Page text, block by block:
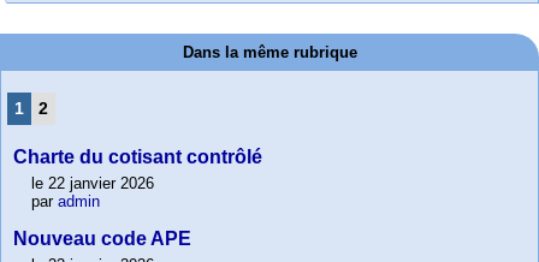
Dans la même rubrique
1 2
Charte du cotisant contrôlé
le 22 janvier 2026
par admin
Nouveau code APE